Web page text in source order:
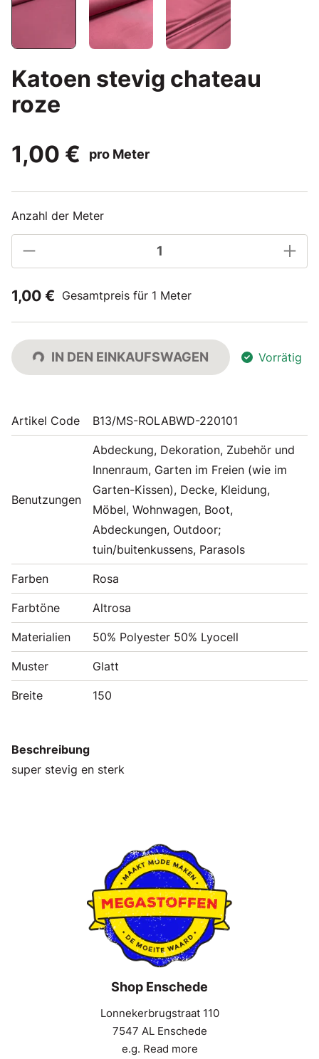
Katoen stevig chateau
roze
1,00 €
pro Meter
Anzahl der Meter
1,00 € Gesamtpreis für 1 Meter
IN DEN EINKAUFSWAGEN Vorrätig
Artikel Code B13/MS-ROLABWD-220101
Benutzungen
Abdeckung, Dekoration, Zubehör und
Innenraum, Garten im Freien (wie im
Garten-Kissen), Decke, Kleidung,
Möbel, Wohnwagen, Boot,
Abdeckungen, Outdoor;
tuin/buitenkussens, Parasols
Farben Rosa
Farbtöne Altrosa
Materialien 50% Polyester 50% Lyocell
Muster Glatt
Breite 150
Beschreibung
super stevig en sterk
Shop Enschede
Lonnekerbrugstraat 110
7547 AL Enschede
e.g. Read more